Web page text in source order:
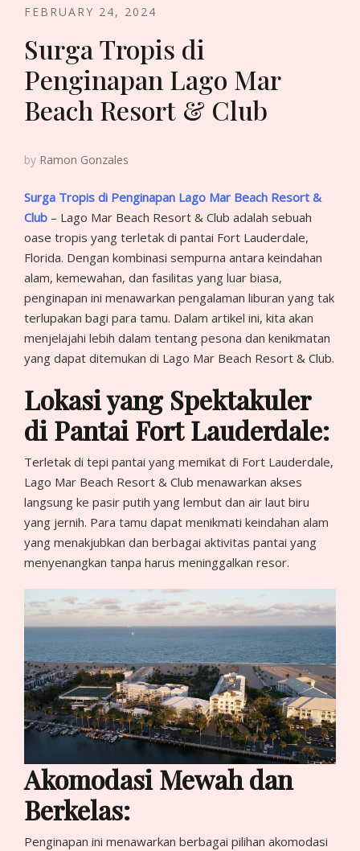
FEBRUARY 24, 2024
Surga Tropis di
Penginapan Lago Mar
Beach Resort & Club
by Ramon Gonzales
Surga Tropis di Penginapan Lago Mar Beach Resort &
Club – Lago Mar Beach Resort & Club adalah sebuah
oase tropis yang terletak di pantai Fort Lauderdale,
Florida. Dengan kombinasi sempurna antara keindahan
alam, kemewahan, dan fasilitas yang luar biasa,
penginapan ini menawarkan pengalaman liburan yang tak
terlupakan bagi para tamu. Dalam artikel ini, kita akan
menjelajahi lebih dalam tentang pesona dan kenikmatan
yang dapat ditemukan di Lago Mar Beach Resort & Club.
Lokasi yang Spektakuler
di Pantai Fort Lauderdale:
Terletak di tepi pantai yang memikat di Fort Lauderdale,
Lago Mar Beach Resort & Club menawarkan akses
langsung ke pasir putih yang lembut dan air laut biru
yang jernih. Para tamu dapat menikmati keindahan alam
yang menakjubkan dan berbagai aktivitas pantai yang
menyenangkan tanpa harus meninggalkan resor.
Akomodasi Mewah dan
Berkelas:
Penginapan ini menawarkan berbagai pilihan akomodasi